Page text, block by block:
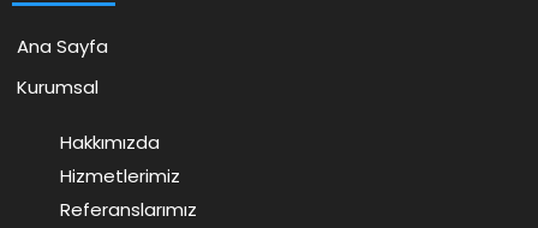
Ana Sayfa
Kurumsal
Hakkımızda
Hizmetlerimiz
Referanslarımız